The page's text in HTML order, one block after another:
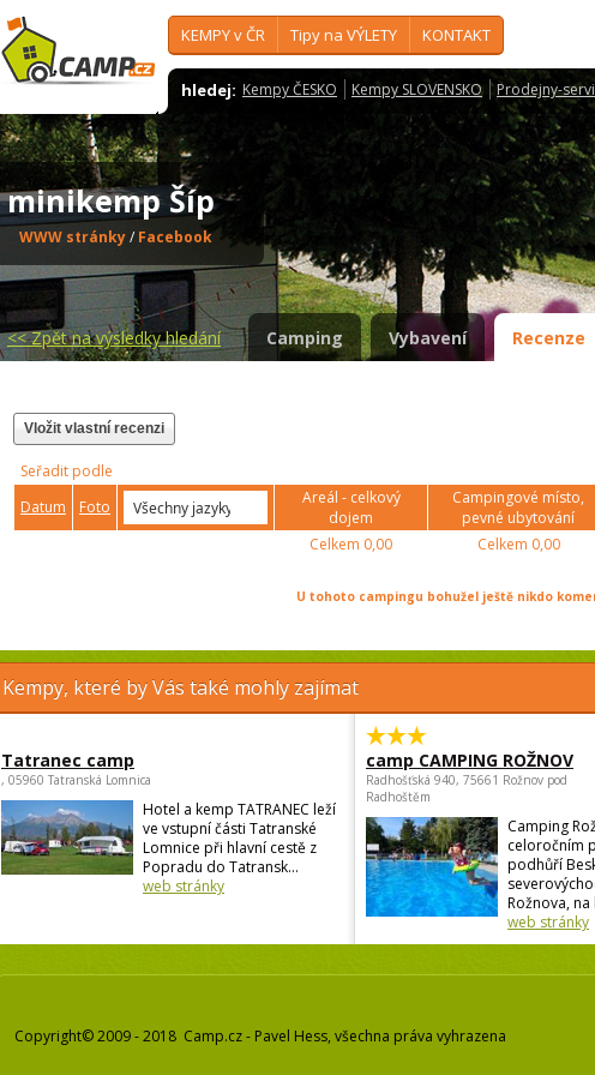
KEMPY v ČR Tipy na VÝLETY KONTAKT
hledej: Kempy ČESKO Kempy SLOVENSKO Prodejny-
minikemp Šíp
WWW stránky/ Facebook
<<Zpět na výsledky hledání Camping Vybavení Recenze
Vložit vlastní recenzi
Seřadit podle
Datum
Foto
Areál - celkový
dojem
Campingové místo,
pevné ubytování
Celkem 0,00 Celkem 0,00
U tohoto campingu bohužel ještě nikdo
Kempy, které by Vás také mohly zajímat
Tatranec camp
, 05960 Tatranská Lomnica
Hotel a kemp TATRANEC leží
ve vstupní části Tatranské
Lomnice při hlavní cestě z
Popradu do Tatransk...
web stránky
camp CAMPING ROŽNOV
Radhošťská 940, 75661 Rožnov pod
Radhoštěm
Camping
celoročním
podhůří
Rožnova, na
web stránky
Copyright© 2009 - 2018 Camp.cz - Pavel Hess, všechna práva vyhrazena